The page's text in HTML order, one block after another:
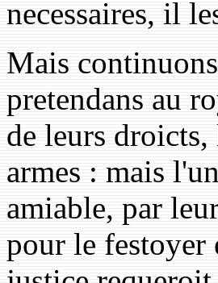
necessaires, il
Mais
pretendans au
de leurs
armes : mais
amiable, par
pour le festoyer